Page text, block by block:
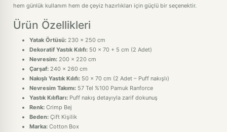
hem günlük kullanım hem de çeyiz hazırlıkları için güçlü bir seçenektir.
Ürün Özellikleri
Yatak Örtüsü: 230 x 250 cm
Dekoratif Yastık Kılıfı: 50 x 70 + 5 cm (2 Adet)
Nevresim: 200 x 220 cm
Çarşaf: 240 x 260 cm
Nakışlı Yastık Kılıfı: 50 x 70 cm (2 Adet – Puff nakışlı)
Nevresim Takımı: 57 Tel %100 Pamuk Ranforce
Yastık Kılıfları: Puff nakış detayıyla zarif dokunuş
Renk: Crimp Bej
Beden: Çift Kişilik
Marka: Cotton Box